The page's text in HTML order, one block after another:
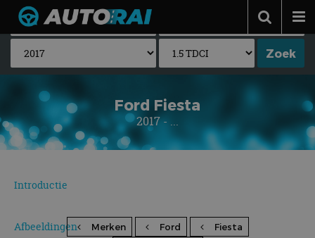
Autonieuws
Podcast
Autotests
Automerken
Adverteren
Contact
Ford Fiesta
2017 - ...
Introductie
Afbeeldingen Merken Ford
Fiesta